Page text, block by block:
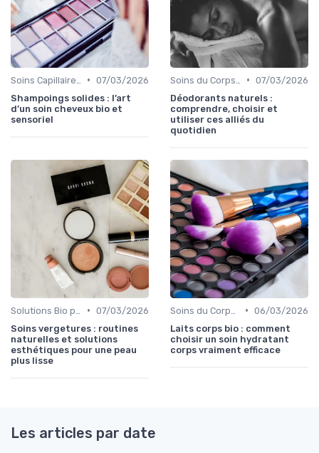
• 07/03/2026
Shampoings solides : l’art
d’un soin cheveux bio et
sensoriel
• 07/03/2026
Déodorants naturels :
comprendre, choisir et
utiliser ces alliés du
quotidien
• 07/03/2026
Soins vergetures : routines
naturelles et solutions
esthétiques pour une peau
plus lisse
• 06/03/2026
Laits corps bio : comment
choisir un soin hydratant
corps vraiment efficace
Les articles par date